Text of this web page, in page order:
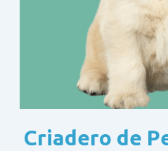
Criadero de